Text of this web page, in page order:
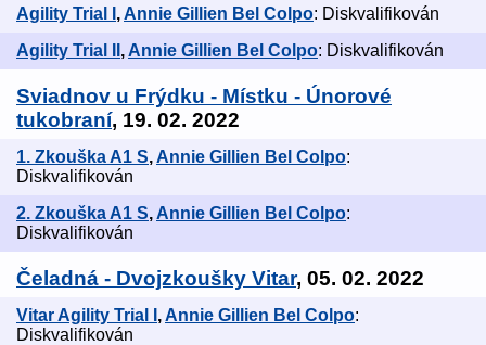
Agility Trial I ,Annie Gillien Bel Colpo: Diskvalifikován
Agility Trial II , Annie Gillien Bel Colpo: Diskvalifikován
Sviadnov u Frýdku - Místku - Únorové
tukobraní, 19. 02. 2022
1. Zkouška A1 S,Annie Gillien Bel Colpo:
Diskvalifikován
2. Zkouška A1 S, Annie Gillien Bel Colpo:
Diskvalifikován
Čeladná - Dvojzkoušky Vitar, 05. 02. 2022
Vitar Agility Trial I ,Annie Gillien Bel Colpo:
Diskvalifikován